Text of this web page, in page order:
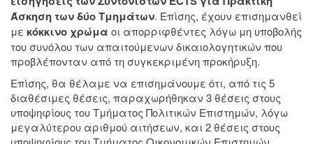
Άσκηση των δύο Τμημάτων. Επίσης, έχουν επισημανθεί
με κόκκινο χρώμα οι απορριφθέντες λόγω μη υποβολής
του συνόλου των απαιτούμενων δικαιολογητικών που
προβλέπονταν από τη συγκεκριμένη προκήρυξη.
Επίσης, θα θέλαμε να επισημάνουμε ότι, από τις 5
διαθέσιμες θέσεις, παραχωρήθηκαν 3 θέσεις στους
υποψηφίους του Τμήματος Πολιτικών Επιστημών, λόγω
μεγαλύτερου αριθμού αιτήσεων, και 2 θέσεις στους